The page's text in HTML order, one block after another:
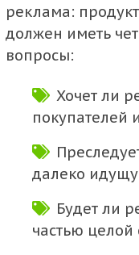
реклама:
должен иметь
вопросы:
Хочет ли
покупателей
далеко
Будет ли
частью